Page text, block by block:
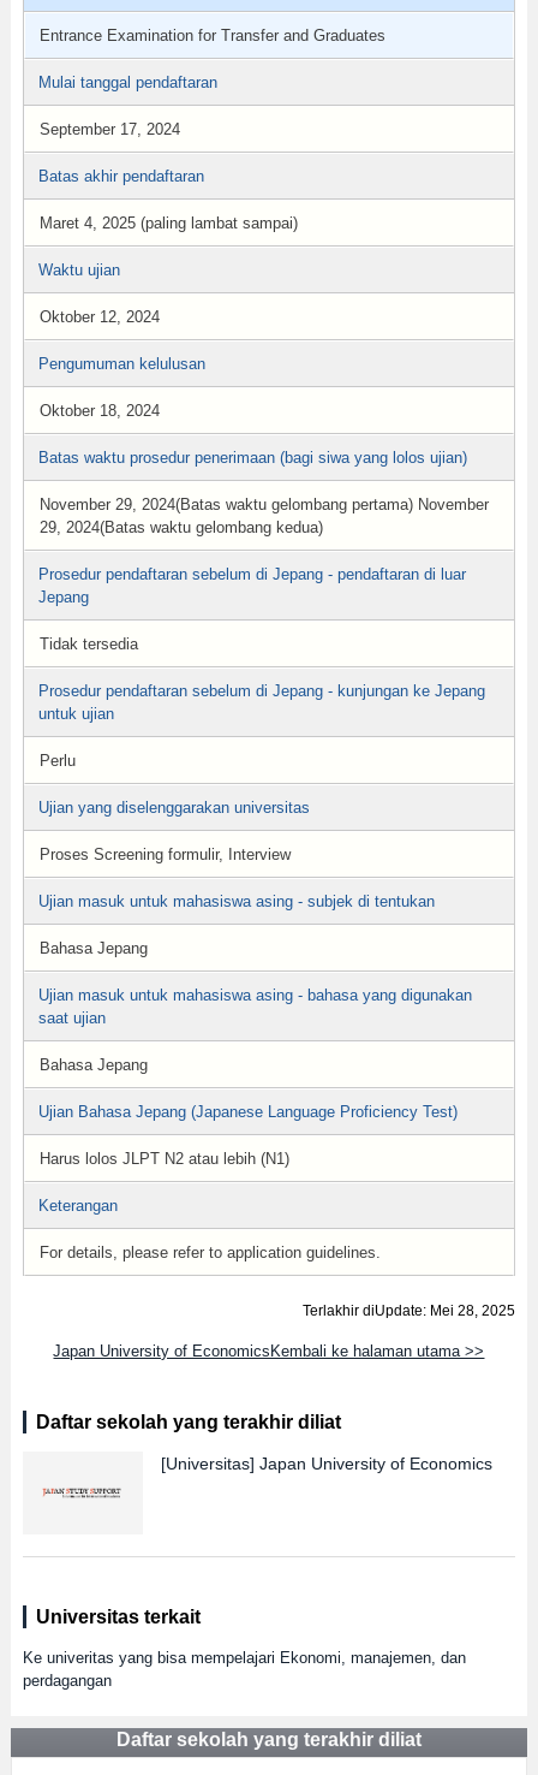
Entrance Examination for Transfer and Graduates
Mulai tanggal pendaftaran
September 17, 2024
Batas akhir pendaftaran
Maret 4, 2025 (paling lambat sampai)
Waktu ujian
Oktober 12, 2024
Pengumuman kelulusan
Oktober 18, 2024
Batas waktu prosedur penerimaan (bagi siwa yang lolos ujian)
November 29, 2024(Batas waktu gelombang pertama) November
29, 2024(Batas waktu gelombang kedua)
Prosedur pendaftaran sebelum di Jepang - pendaftaran di luar
Jepang
Tidak tersedia
Prosedur pendaftaran sebelum di Jepang - kunjungan ke Jepang
untuk ujian
Perlu
Ujian yang diselenggarakan universitas
Proses Screening formulir, Interview
Ujian masuk untuk mahasiswa asing - subjek di tentukan
Bahasa Jepang
Ujian masuk untuk mahasiswa asing - bahasa yang digunakan
saat ujian
Bahasa Jepang
Ujian Bahasa Jepang (Japanese Language Proficiency Test)
Harus lolos JLPT N2 atau lebih (N1)
Keterangan
For details, please refer to application guidelines.
Terlakhir diUpdate: Mei 28, 2025
Japan University of EconomicsKembali ke halaman utama >>
Daftar sekolah yang terakhir diliat
[Universitas] Japan University of Economics
Universitas terkait
Ke univeritas yang bisa mempelajari Ekonomi, manajemen, dan
perdagangan
Daftar sekolah yang terakhir diliat